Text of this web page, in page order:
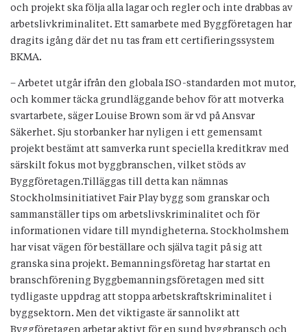
och projekt ska följa alla lagar och regler och inte drabbas av
arbetslivkriminalitet. Ett samarbete med Byggföretagen har
dragits igång där det nu tas fram ett certifieringssystem
BKMA.
– Arbetet utgår ifrån den globala ISO-standarden mot mutor,
och kommer täcka grundläggande behov för att motverka
svartarbete, säger Louise Brown som är vd på Ansvar
Säkerhet. Sju storbanker har nyligen i ett gemensamt
projekt bestämt att samverka runt speciella kreditkrav med
särskilt fokus mot byggbranschen, vilket stöds av
Byggföretagen.Tilläggas till detta kan nämnas
Stockholmsinitiativet Fair Play bygg som granskar och
sammanställer tips om arbetslivskriminalitet och för
informationen vidare till myndigheterna. Stockholmshem
har visat vägen för beställare och själva tagit på sig att
granska sina projekt. Bemanningsföretag har startat en
branschförening Byggbemanningsföretagen med sitt
tydligaste uppdrag att stoppa arbetskraftskriminalitet i
byggsektorn. Men det viktigaste är sannolikt att
Byggföretagen arbetar aktivt för en sund byggbransch och